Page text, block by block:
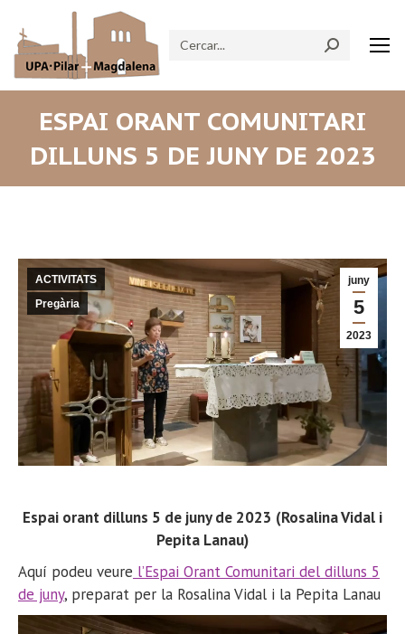
Search:
ESPAI ORANT COMUNITARI
DILLUNS 5 DE JUNY DE 2023
juny
5
2023
ACTIVITATS
Pregària
Espai orant dilluns 5 de juny de 2023 (Rosalina Vidal i
Pepita Lanau)
Aquí podeu veure l’Espai Orant Comunitari del dilluns 5
de juny, preparat per la Rosalina Vidal i la Pepita Lanau